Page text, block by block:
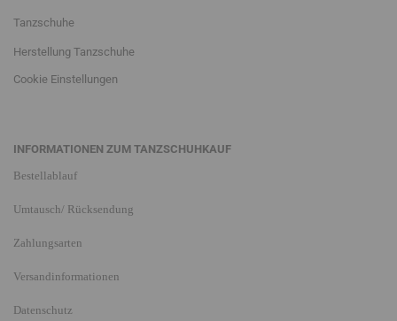
Tanzschuhe
Herstellung Tanzschuhe
Cookie Einstellungen
INFORMATIONEN ZUM TANZSCHUHKAUF
Bestellablauf
Umtausch/ Rücksendung
Zahlungsarten
Versandinformationen
Datenschutz